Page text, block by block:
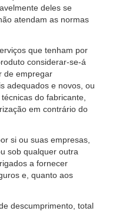
deles se
atendam as normas
que tenham por
considerar-se-á
de empregar
adequados e novos, ou
do fabricante,
em contrário do
si ou suas empresas,
sob qualquer outra
a fornecer
e, quanto aos
descumprimento, total